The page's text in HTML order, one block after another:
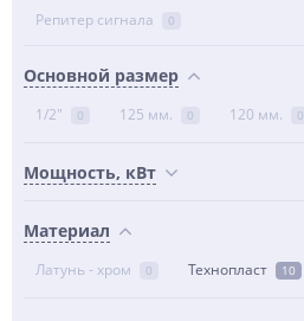
Репитер сигнала 0
Основной размер
1/2" 0 125 мм. 0 120 мм. 0
Мощность, кВт
Материал
Латунь - хром 0 Технопласт 10